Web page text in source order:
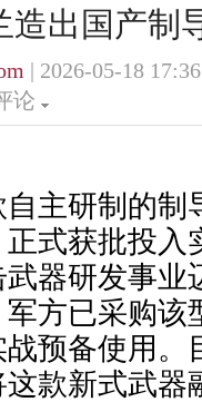
造出国产制
| 2026-05-18
论
主研制的制
式获批投入
武器研发事
军方已采购
战预备使用
款新式武器